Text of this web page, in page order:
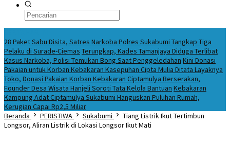
28 Paket Sabu Disita, Satres Narkoba Polres Sukabumi Tangkap Tiga
Pelaku di Surade-Ciemas Terungkap, Kades Tamanjaya Diduga Terlibat
Kasus Narkoba, Polisi Temukan Bong Saat Penggeledahan Kini Donasi
Pakaian untuk Korban Kebakaran Kasepuhan Cipta Mulia Ditata Layaknya
Toko, Donasi Pakaian Korban Kebakaran Ciptamulya Berserakan,
Founder Desa Wisata Hanjeli Soroti Tata Kelola Bantuan Kebakaran
Kampung Adat Ciptamulya Sukabumi Hanguskan Puluhan Rumah,
Kerugian Capai Rp2,5 Miliar
Beranda
PERISTIWA Sukabumi
Tiang Listrik Ikut Tertimbun
Longsor, Aliran Listrik di Lokasi Longsor Ikut Mati